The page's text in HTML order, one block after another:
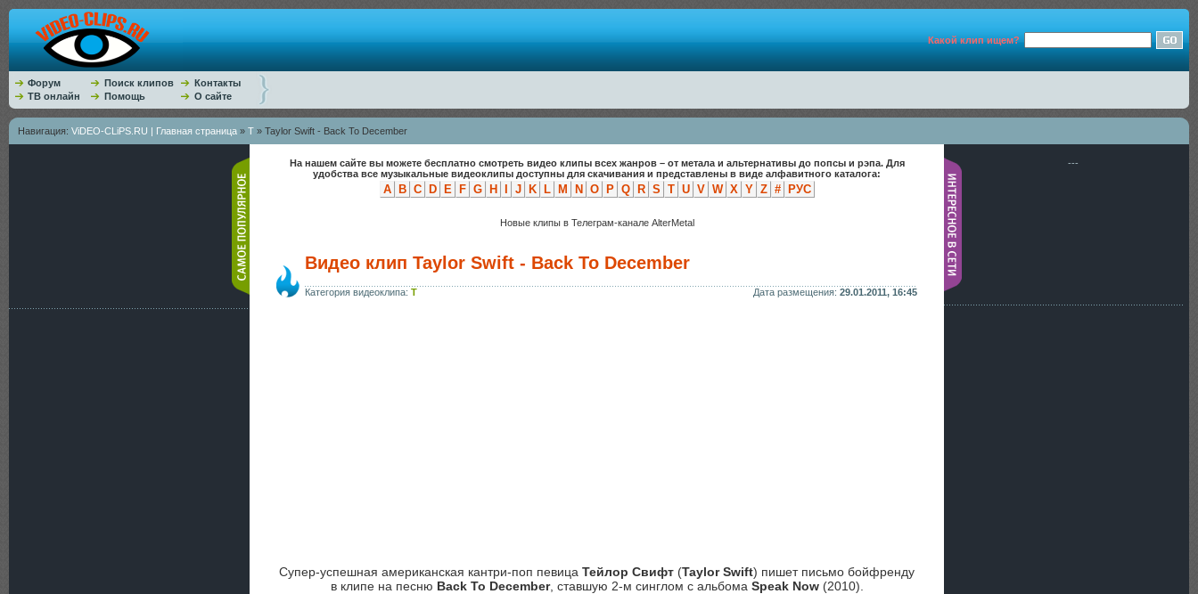
Какой клип ищем?
Форум Поиск клипов
Контакты
ТВ онлайн
Помощь О сайте
Навигация: ViDEO-CLiPS.RU | Главная страница » T » Taylor Swift - Back To December
На нашем сайте вы можете бесплатно смотреть видео клипы всех жанров – от метала и альтернативы до попсы и рэпа. Для
удобства все музыкальные видеоклипы доступны для скачивания и представлены в виде алфавитного каталога:
A B C D E F G H J K L M N O P Q R S T U V W X Y Z # РУС
Новые клипы в Телеграм-канале AlterMetal
Видео клип Taylor Swift - Back To December
Категория видеоклипа: T Дата размещения: 29.01.2011, 16:45
Супер-успешная американская кантри-поп певица Тейлор Свифт (Taylor Swift) пишет письмо бойфренду
в клипе на песню Back To December, ставшую 2-м синглом с альбома Speak Now(2010).
---